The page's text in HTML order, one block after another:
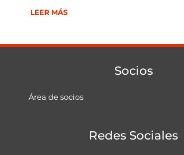
LEER MÁS
Socios
Área de socios
Redes Sociales